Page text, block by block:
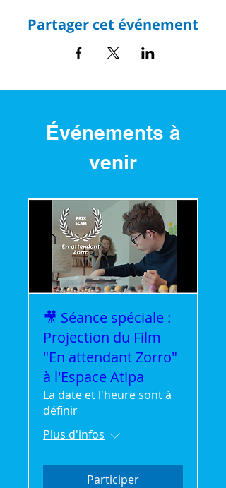
Partager cet événement
Événements à
venir
🎥 Séance spéciale :
Projection du Film
"En attendant Zorro"
à l'Espace Atipa
La date et l'heure sont à
définir
Plus d'infos
Participer